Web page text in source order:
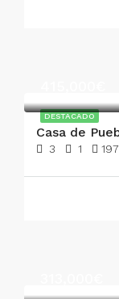
DESTACADO
3 1 197